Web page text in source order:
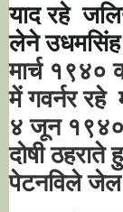
याद रहे
लेने
मार्च १९४०
में गवर्नर रहे
४ जून
दोषी
पेटनविले जेल